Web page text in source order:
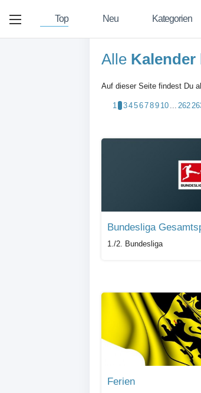
Top Neu Kategorien
Alle Kalender
Auf dieser Seite findest Du
1 23456789 10 262
Bundesliga
1./2. Bundesliga
Ferien